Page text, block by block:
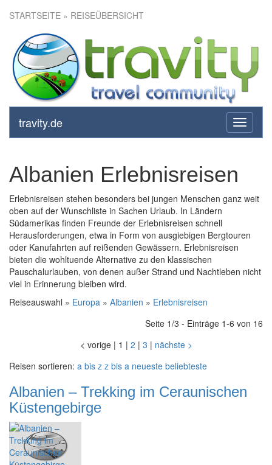
STARTSEITE » REISEÜBERSICHT
toggle
travity.de
Albanien Erlebnisreisen
Erlebnisreisen stehen besonders bei jungen Menschen ganz weit
oben auf der Wunschliste in Sachen Urlaub. In Ländern
Südamerikas finden Freunde der Erlebnisreisen schnell
Herausforderungen, etwa in Form von ausgiebigen Bergtouren
oder Kanufahrten auf reißenden Gewässern. Erlebnisreisen
bieten die wohltuende Alternative zu den klassischen
Pauschalurlauben, von denen außer Strand und Nachtleben nicht
viel in Erinnerung bleiben wird.
Reiseauswahl » Europa » Albanien » Erlebnisreisen
Seite 1/3 - Einträge 1-6 von 16
< vorige | 1 | 2 | 3 | nächste >
Reisen sortieren: a bis z z bis a neueste beliebteste
Albanien – Trekking im Ceraunischen
Küstengebirge